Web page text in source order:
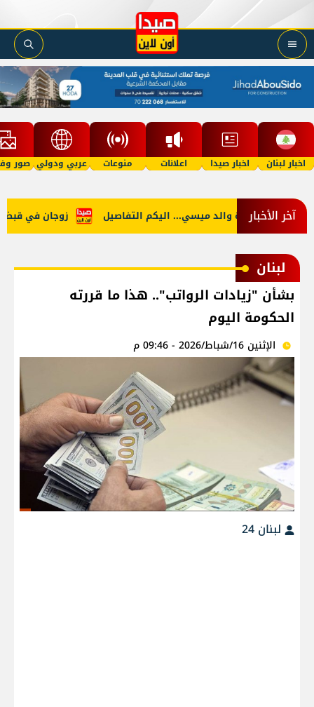
اخبار لبنان اخبار صيدا اعلانات منوعات عربي ودولي صور
آخر الأخبار زوجان في قبضة وفاة والد ميسي... اليكم التفاصيل
لبنان
بشأن "زيادات الرواتب".. هذا ما قررته
الحكومة اليوم
الإثنين 16/شباط/2026 - 09:46 م
لبنان 24